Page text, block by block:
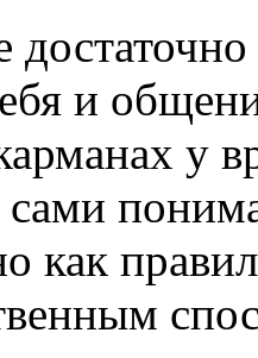
и
у
как